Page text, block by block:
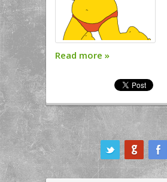
Read more »